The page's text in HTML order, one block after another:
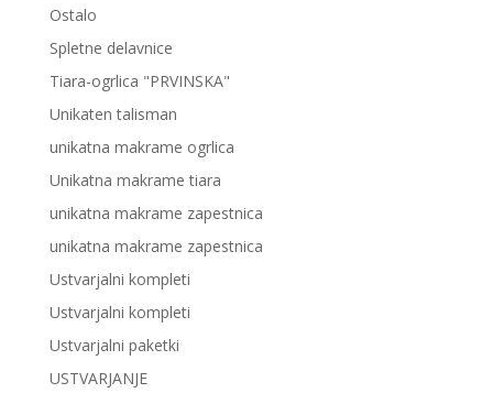
Ostalo
Spletne delavnice
Tiara-ogrlica "PRVINSKA"
Unikaten talisman
unikatna makrame ogrlica
Unikatna makrame tiara
unikatna makrame zapestnica
unikatna makrame zapestnica
Ustvarjalni kompleti
Ustvarjalni kompleti
Ustvarjalni paketki
USTVARJANJE